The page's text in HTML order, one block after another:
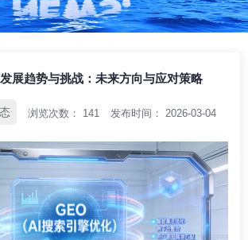
展趋势与挑战：未来方向与应对策略
浏览次数： 141 发布时间： 2026-03-04